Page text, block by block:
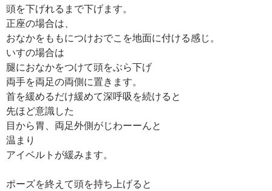
頭を下げれるまで下げます。
正座の場合は、
おなかをももにつけおでこを地面に付ける感じ。
いすの場合は
腿におなかをつけて頭をぶら下げ
両手を両足の両側に置きます。
首を緩めるだけ緩めて深呼吸を続けると
先ほど意識した
目から胃、両足外側がじわーーんと
温まり
アイベルトが緩みます。
ポーズを終えて頭を持ち上げると